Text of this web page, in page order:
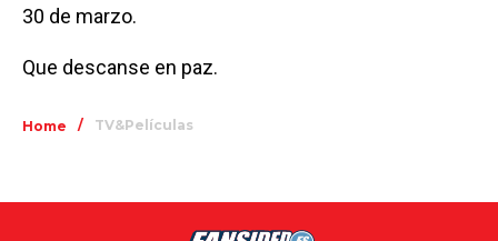
30 de marzo.
Que descanse en paz.
Home / TV&Películas